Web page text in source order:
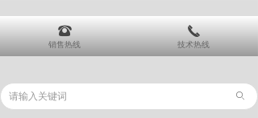
뀰
销售热线
끅
技术热线
ꄙ